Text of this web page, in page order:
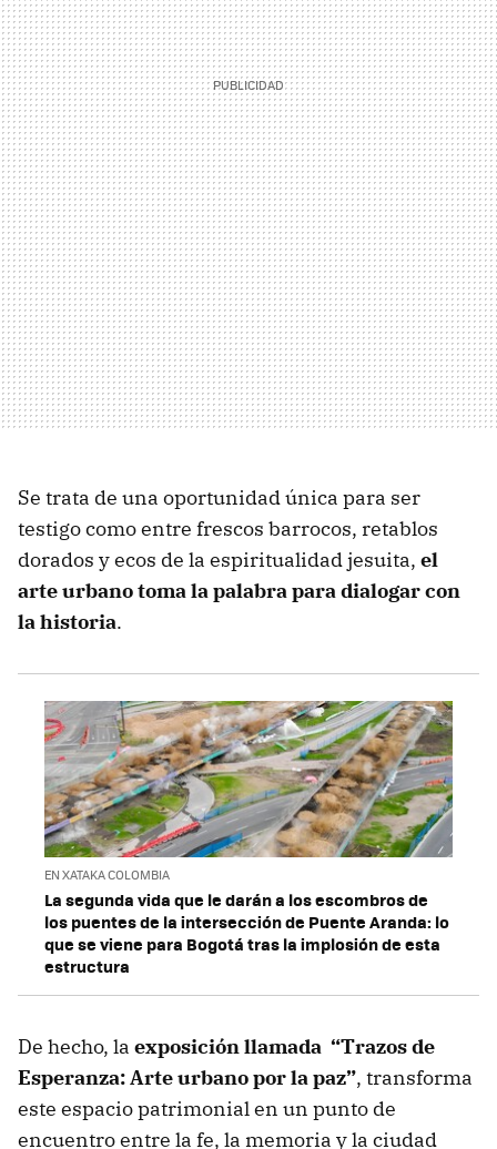
Se trata de una oportunidad única para ser
testigo como entre frescos barrocos, retablos
dorados y ecos de la espiritualidad jesuita, el
arte urbano toma la palabra para dialogar con
la historia.
EN XATAKA COLOMBIA
La segunda vida que le darán a los escombros de
los puentes de la intersección de Puente Aranda: lo
que se viene para Bogotá tras la implosión de esta
estructura
De hecho, la exposición llamada “Trazos de
Esperanza: Arte urbano por la paz”, transforma
este espacio patrimonial en un punto de
encuentro entre la fe, la memoria y la ciudad